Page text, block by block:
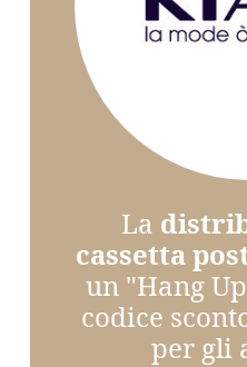
La
cassetta
un "Hang
codice
per gli